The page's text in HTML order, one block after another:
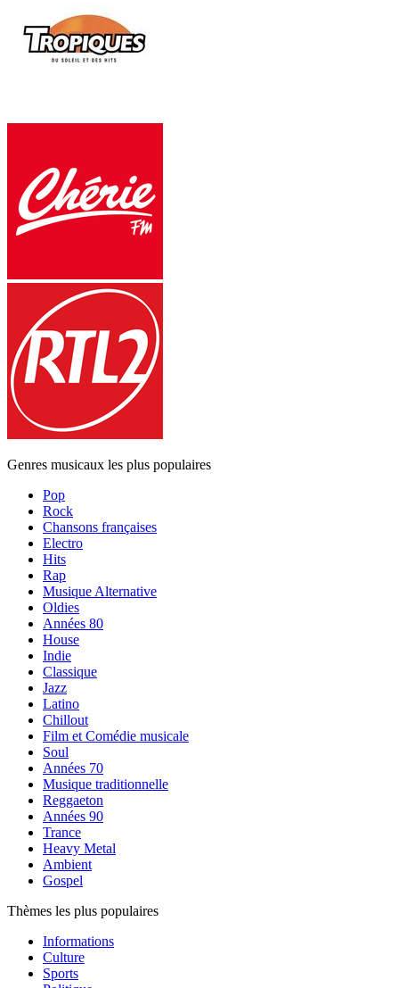
Genres musicaux les plus populaires
Pop
Rock
Chansons françaises
Electro
Hits
Rap
Musique Alternative
Oldies
Années 80
House
Indie
Classique
Jazz
Latino
Chillout
Film et Comédie musicale
Soul
Années 70
Musique traditionnelle
Reggaeton
Années 90
Trance
Heavy Metal
Ambient
Gospel
Thèmes les plus populaires
Informations
Culture
Sports